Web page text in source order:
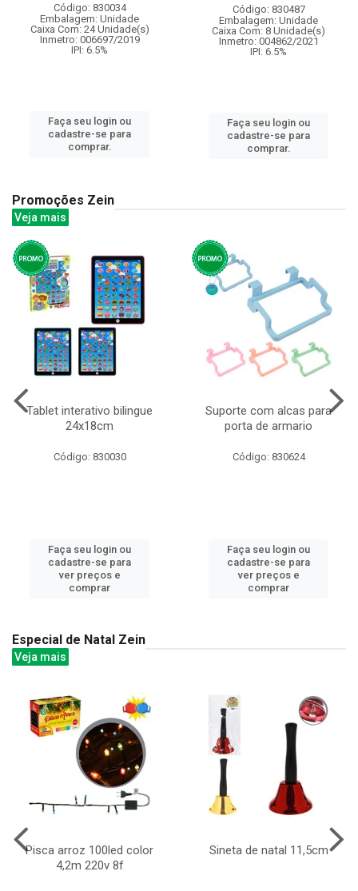
Código: 830034
Embalagem: Unidade
Caixa Com: 24 Unidade(s)
Inmetro: 006697/2019
IPI: 6.5%
Faça seu login ou
cadastre-se para
comprar.
Código: 830487
Embalagem: Unidade
Caixa Com: 8 Unidade(s)
Inmetro: 004862/2021
IPI: 6.5%
Faça seu login ou
cadastre-se para
comprar.
Promoções Zein
Veja mais
Tablet interativo bilingue
24x18cm
Código: 830030
Faça seu login ou
cadastre-se para
ver preços e
comprar
Suporte com alcas para
porta de armario
Código: 830624
Faça seu login ou
cadastre-se para
ver preços e
comprar
Especial de Natal Zein
Veja mais
Pisca arroz 100led color
4,2m 220v 8f
Sineta de natal 11,5cm